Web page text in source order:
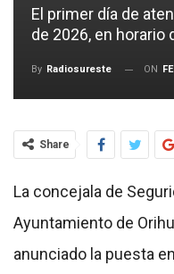
El primer día de
de 2026, en horario
By Radiosureste ON
Share
La concejala de
Ayuntamiento de
anunciado la puesta